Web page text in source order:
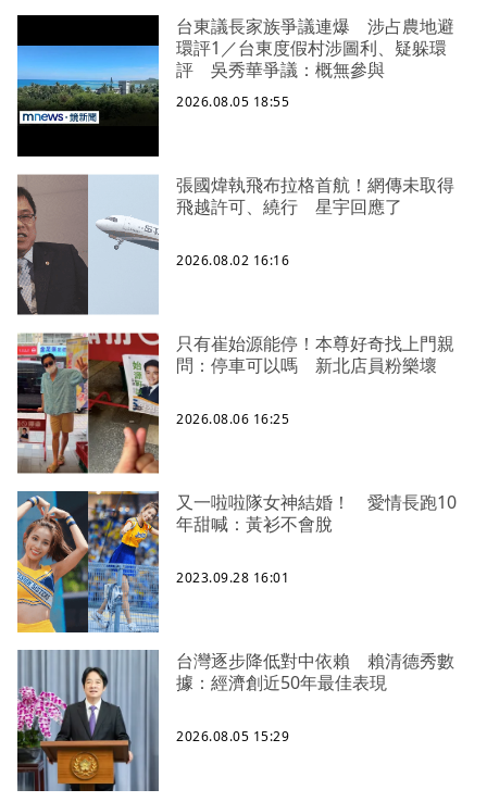
台東議長家族爭議連爆 涉占農地避
環評1／台東度假村涉圖利、疑躲環
評 吳秀華爭議：概無參與
2026.08.05 18:55
張國煒執飛布拉格首航！網傳未取得
飛越許可、繞行 星宇回應了
2026.08.02 16:16
只有崔始源能停！本尊好奇找上門親
問：停車可以嗎 新北店員粉樂壞
2026.08.06 16:25
又一啦啦隊女神結婚！ 愛情長跑10
年甜喊：黃衫不會脫
2023.09.28 16:01
台灣逐步降低對中依賴 賴清德秀數
據：經濟創近50年最佳表現
2026.08.05 15:29